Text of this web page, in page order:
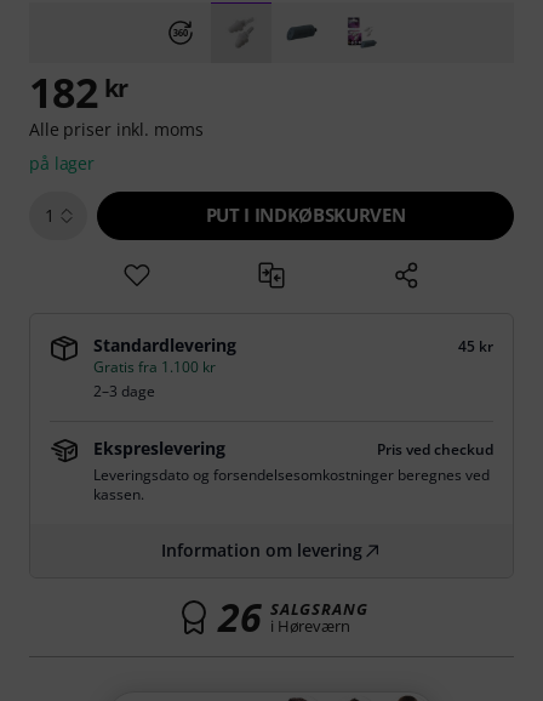
182 kr
Alle priser inkl. moms
på lager
1 PUT I INDKØBSKURVEN
Standardlevering
45 kr
Gratis fra 1.100 kr
2–3 dage
Ekspreslevering
Pris ved checkud
Leveringsdato og forsendelsesomkostninger beregnes ved
kassen.
Information om levering
26 SALGSRANG
i Høreværn